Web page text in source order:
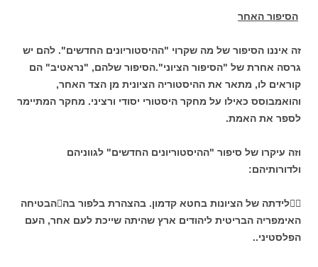
הסיפור האחר
זה איננו הסיפור של מה שקרוי "ההיסטוריונים החדשים". להם יש
גרסה אחרת של "הסיפור הציוני".הסיפור שלהם, "נראטיב" הם
קוראים לו, מתאר את ההיסטוריה הציונית מן הצד האחר,
והואמבוסס כאילו על מחקר היסטורי יסודי ורציני. מחקר המתיימר
לספר את האמת.
וזה עיקרו של סיפור "ההיסטוריונים החדשים" לגווניהם
ולדורותיהם:
לידתה של הציונות בחטא קדמון. בהצהרת בלפור בההבטיחה
האימפריה הבריטית ליהודים ארץ שהיתה שייכת לעם אחר, העם
הפלסטיני..